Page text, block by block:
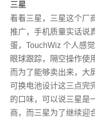
三星
看看三星，三星这个厂
推广，手机质量实话说
蛋， TouchWiz 个人感
眼球跟踪，隔空操作使
而为了能够卖出来，大
可换电池设计这三点完
的口味，可以说三星是
商，而三星为了继续迎